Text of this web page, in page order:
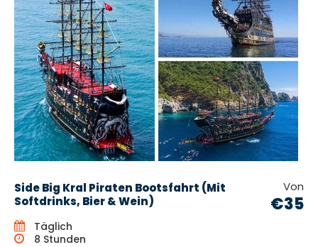
Side Big Kral Piraten Bootsfahrt (Mit
Softdrinks, Bier & Wein)
Von
€35
Täglich
8 Stunden